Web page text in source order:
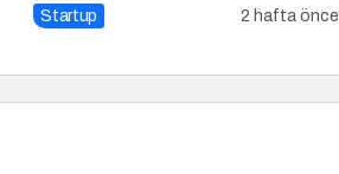
Merkezi Olmaya Hazırlanıyor
Startup 2 hafta önce